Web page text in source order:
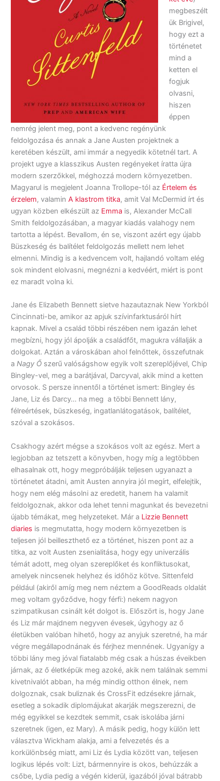
megbeszélt
ük Brigivel,
hogy ezt a
történetet
mind a
ketten el
fogjuk
olvasni,
hiszen
éppen
nemrég jelent meg, pont a kedvenc regényünk
feldolgozása és annak a Jane Austen projektnek a
keretében készült, ami immár a negyedik kötetnél tart. A
projekt ugye a klasszikus Austen regényeket íratta újra
modern szerzőkkel, méghozzá modern környezetben.
Magyarul is megjelent Joanna Trollope-tól az Értelem és
érzelem, valaminA klastrom titka, amit Val McDermid írt és
ugyan közben elkészült az Emma is, Alexander McCall
Smith feldolgozásában, a magyar kiadás valahogy nem
tartotta a lépést. Bevallom, én se, viszont azért egy újabb
Büszkeség és balítélet feldolgozás mellett nem lehet
elmenni. Mindig is a kedvencem volt, hajlandó voltam elég
sok mindent elolvasni, megnézni a kedvéért, miért is pont
ez maradt volna ki.
Jane és Elizabeth Bennett sietve hazautaznak New Yorkból
Cincinnati-be, amikor az apjuk szívinfarktusáról hírt
kapnak. Mivel a család többi részében nem igazán lehet
megbízni, hogy jól ápolják a családfőt, magukra vállalják a
dolgokat. Aztán a városkában ahol felnőttek, összefutnak
aNagy Ő szerű valóságshow egyik volt szereplőjével, Chip
Bingley-vel, meg a barátjával, Darcyval, akik mind a ketten
orvosok. S persze innentől a történet ismert: Bingley és
Jane, Liz és Darcy… na meg a többi Bennett lány,
félreértések, büszkeség, ingatlanlátogatások, balítélet,
szóval a szokásos.
Csakhogy azért mégse a szokásos volt az egész. Mert a
legjobban az tetszett a könyvben, hogy míg a legtöbben
elhasalnak ott, hogy megpróbálják teljesen ugyanazt a
történetet átadni, amit Austen annyira jól megírt, elfelejtik,
hogy nem elég másolni az eredetit, hanem ha valamit
feldolgoznak, akkor oda lehet tenni magunkat és bevezetni
újabb témákat, meg helyzeteket. Már a Lizzie Bennett
diaries is megmutatta, hogy modern környezetben is
teljesen jól beilleszthető ez a történet, hiszen pont az a
titka, az volt Austen zsenialitása, hogy egy univerzális
témát adott, meg olyan szereplőket és konfliktusokat,
amelyek nincsenek helyhez és időhöz kötve. Sittenfeld
például (akiről amíg meg nem néztem a GoodReads oldalát
meg voltam győződve, hogy férfi:) nekem nagyon
szimpatikusan csinált két dolgot is. Előszört is, hogy Jane
és Liz már majdnem negyven évesek, úgyhogy az ő
életükben valóban hihető, hogy az anyjuk szeretné, ha már
végre megállapodnának és férjhez mennének. Ugyanígy a
többi lány meg jóval fiatalabb még csak a húszas éveikben
járnak, az ő életképük meg azoké, akik nem találnak semmi
kivetnivalót abban, ha még mindig otthon élnek, nem
dolgoznak, csak buliznak és CrossFit edzésekre járnak,
esetleg a sokadik diplomájukat akarják megszerezni, de
még egyikkel se kezdtek semmit, csak iskolába járni
szeretnek (igen, ez Mary). A másik pedig, hogy külön lett
választva Wickham alakja, ami a felvezetés és a
korkülönbség miatt, ami Liz és Lydia között van, teljesen
logikus lépés volt: Lizt, bármennyire is okos, behúzzák a
csőbe, Lydia pedig a végén kiderül, igazából jóval bátrabb